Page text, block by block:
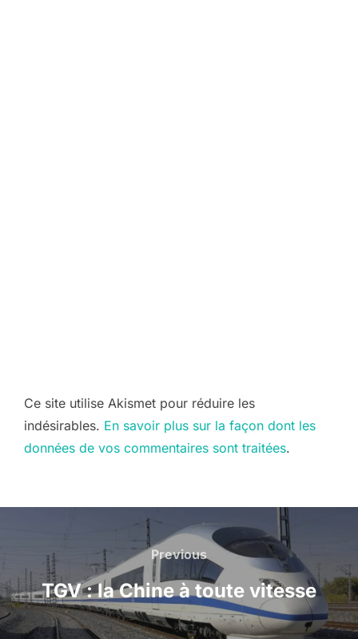
Ce site utilise Akismet pour réduire les
indésirables. En savoir plus sur la façon dont les
données de vos commentaires sont traitées.
l’article
Previous
Previous
TGV : la Chine à toute vitesse